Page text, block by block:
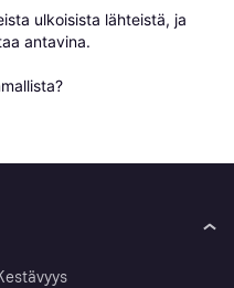
ulkoisista lähteistä, ja
antavina.